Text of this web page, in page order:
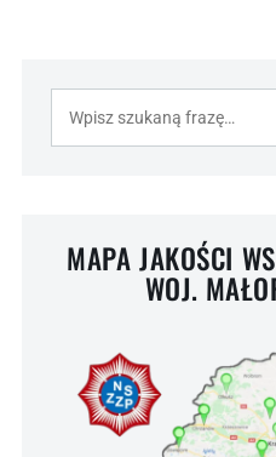
MAPA JAKOŚCI
WOJ.